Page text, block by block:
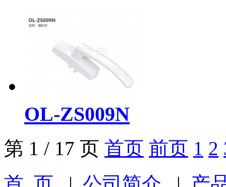
OL-ZS009N
第 1 / 17 页 首页 前页 1 2